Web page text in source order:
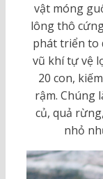
vật móng
lông thô
phát triển to
vũ khí tự vệ
20 con,
rậm. Chúng
củ, quả
nhỏ